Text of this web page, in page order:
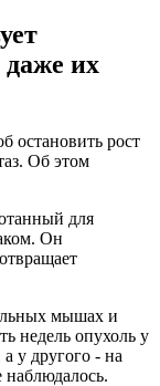
их
рост
Об этом
для
Он
мышах и
недель опухоль у
у другого - на